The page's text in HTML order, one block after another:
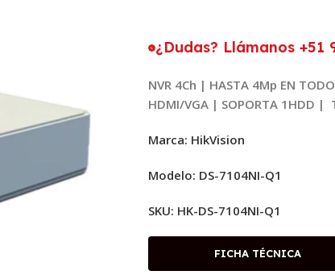
¿Dudas? Llámanos +51
NVR 4Ch | HASTA 4Mp EN
HDMI/VGA | SOPORTA 1HDD |
Marca: HikVision
Modelo: DS-7104NI-Q1
SKU: HK-DS-7104NI-Q1
FICHA TÉCNICA